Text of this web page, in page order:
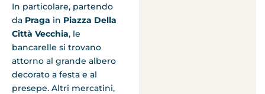
In particolare, partendo
da Praga in Piazza Della
Città Vecchia, le
bancarelle si trovano
attorno al grande albero
decorato a festa e al
presepe. Altri mercatini,